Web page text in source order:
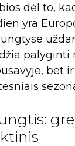
dėl to,
yra
palyginti
bet